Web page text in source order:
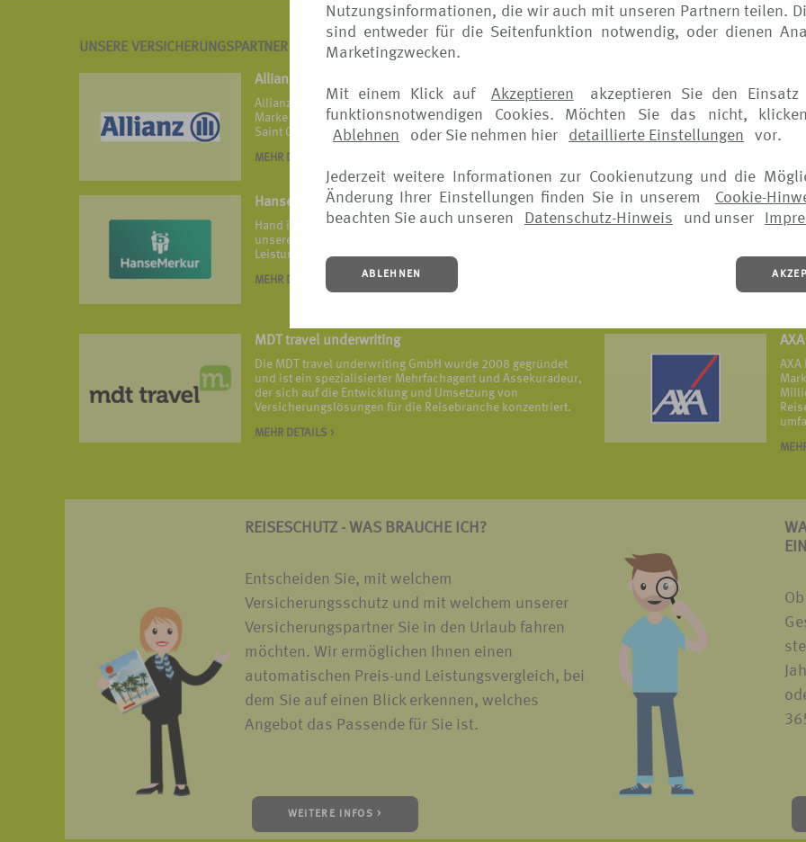
Nutzungsinformationen, die wir auch mit unseren Partnern teilen.
sind entweder für die Seitenfunktion notwendig, oder dienen
Marketingzwecken.
Mit einem Klick auf Akzeptieren
akzeptieren Sie den
funktionsnotwendigen Cookies. Möchten Sie das nicht,
Ablehnen
oder Sie nehmen hier detaillierte Einstellungen vor.
Jederzeit weitere Informationen zur Cookienutzung und die
Änderung Ihrer Einstellungen finden Sie in unserem
Cookie-
beachten Sie auch unseren
Datenschutz-Hinweis und unser
ABLEHNEN
UNSERE VERSICHERUNGSPARTNER IM ÜBERBLICK
Allianz
Allianz Travel ist die Reiseversicherungs- und Assistance-
Marke von Allianz Partners mit Firmenhauptsitz in Frankreich,
Saint Ouen.
MEHR DETAILS >
Die
in
HanseMerkur Reiseversicherung
Hand in Hand ist HanseMerkur – ein Grundsatz, der sich in
unseren vielfach ausgezeichneten Produkten sowie in allen
Leistungsangeboten widerspiegelt.
MEHR DETAILS >
Die
MDT travel underwriting
Die MDT travel underwriting GmbH wurde 2008 gegründet
und ist ein spezialisierter Mehrfachagent und Assekuradeur,
der sich auf die Entwicklung und Umsetzung von
Versicherungslösungen für die Reisebranche konzentriert.
MEHR DETAILS >
AXA
REISESCHUTZ - WAS BRAUCHE ICH?
Entscheiden Sie, mit welchem
Versicherungsschutz und mit welchem unserer
Versicherungspartner Sie in den Urlaub fahren
möchten. Wir ermöglichen Ihnen einen
automatischen Preis-und Leistungsvergleich, bei
dem Sie auf einen Blick erkennen, welches
Angebot das Passende für Sie ist.
WEITERE INFOS >